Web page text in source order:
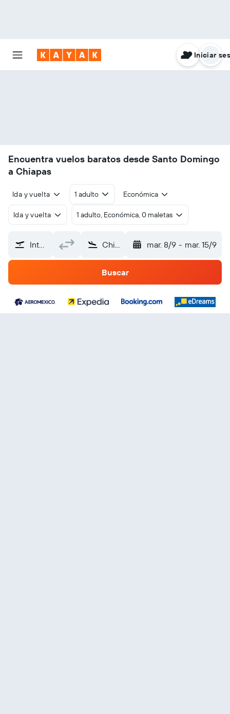
Iniciar
Encuentra vuelos baratos desde Santo Domingo
a Chiapas
Ida y vuelta 1 adulto Económica
Ida y vuelta 1 adulto, Económica, 0 maletas
Internacional Las Américas (SDQ) Chiapas mar. 8/9 - mar. 15/9
Buscar